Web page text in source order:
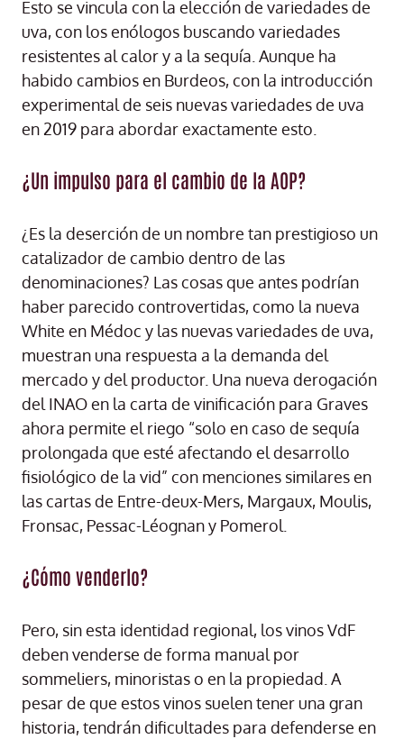
Esto se vincula con la elección de variedades de
uva, con los enólogos buscando variedades
resistentes al calor y a la sequía. Aunque ha
habido cambios en Burdeos, con la introducción
experimental de seis nuevas variedades de uva
en 2019 para abordar exactamente esto.
¿Un impulso para el cambio de la AOP?
¿Es la deserción de un nombre tan prestigioso un
catalizador de cambio dentro de las
denominaciones? Las cosas que antes podrían
haber parecido controvertidas, como la nueva
White en Médoc y las nuevas variedades de uva,
muestran una respuesta a la demanda del
mercado y del productor. Una nueva derogación
del INAO en la carta de vinificación para Graves
ahora permite el riego “solo en caso de sequía
prolongada que esté afectando el desarrollo
fisiológico de la vid” con menciones similares en
las cartas de Entre-deux-Mers, Margaux, Moulis,
Fronsac, Pessac-Léognan y Pomerol.
¿Cómo venderlo?
Pero, sin esta identidad regional, los vinos VdF
deben venderse de forma manual por
sommeliers, minoristas o en la propiedad. A
pesar de que estos vinos suelen tener una gran
historia, tendrán dificultades para defenderse en